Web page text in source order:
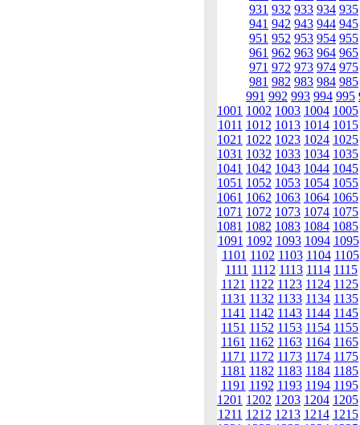
931 932 933 934 935
941 942 943 944 945
951 952 953 954 955
961 962 963 964 965
971 972 973 974 975
981 982 983 984 985
991 992 993 994 995
1001 1002 1003 1004 1005
1011 1012 1013 1014 1015
1021 1022 1023 1024 1025
1031 1032 1033 1034 1035
1041 1042 1043 1044 1045
1051 1052 1053 1054 1055
1061 1062 1063 1064 1065
1071 1072 1073 1074 1075
1081 1082 1083 1084 1085
1091 1092 1093 1094 1095
1101 1102 1103 1104 1105
1111 1112 1113 1114 1115
1121 1122 1123 1124 1125
1131 1132 1133 1134 1135
1141 1142 1143 1144 1145
1151 1152 1153 1154 1155
1161 1162 1163 1164 1165
1171 1172 1173 1174 1175
1181 1182 1183 1184 1185
1191 1192 1193 1194 1195
1201 1202 1203 1204 1205
1211 1212 1213 1214 1215